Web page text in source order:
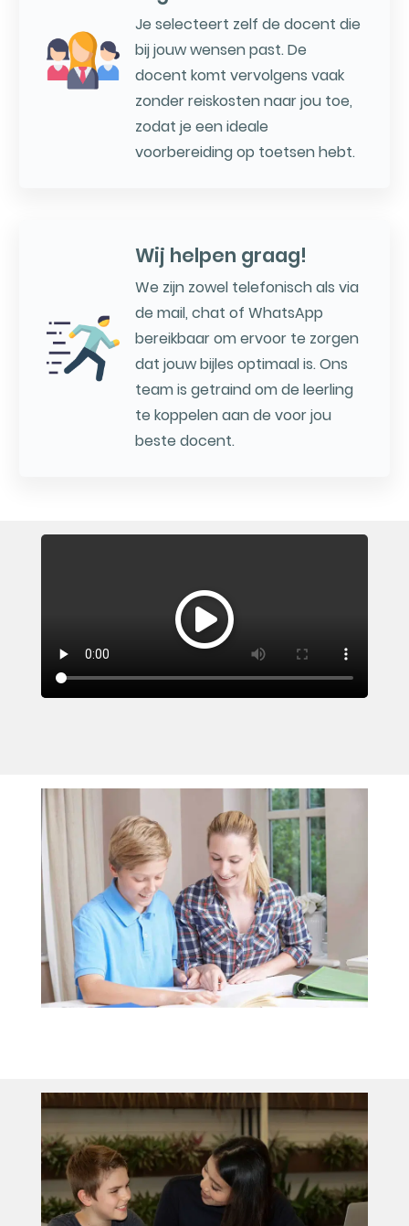
Je selecteert zelf de docent die
bij jouw wensen past. De
docent komt vervolgens vaak
zonder reiskosten naar jou toe,
zodat je een ideale
voorbereiding op toetsen hebt.
Wij helpen graag!
We zijn zowel telefonisch als via
de mail, chat of WhatsApp
bereikbaar om ervoor te zorgen
dat jouw bijles optimaal is. Ons
team is getraind om de leerling
te koppelen aan de voor jou
beste docent.